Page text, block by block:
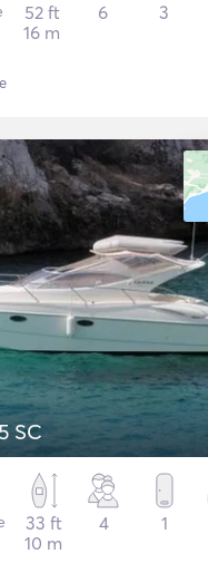
52 ft
16 m
6 3
SC
33 ft
10 m
4 1